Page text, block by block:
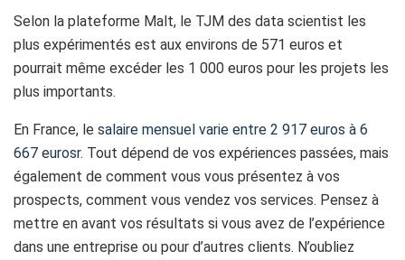
Selon la plateforme Malt, le TJM des data scientist les
plus expérimentés est aux environs de 571 euros et
pourrait même excéder les 1 000 euros pour les projets les
plus importants.
En France, le salaire mensuel varie entre 2 917 euros à 6
667 eurosr. Tout dépend de vos expériences passées, mais
également de comment vous vous présentez à vos
prospects, comment vous vendez vos services. Pensez à
mettre en avant vos résultats si vous avez de l’expérience
dans une entreprise ou pour d’autres clients. N’oubliez